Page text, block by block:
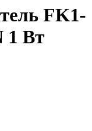
FK1-
1 Вт